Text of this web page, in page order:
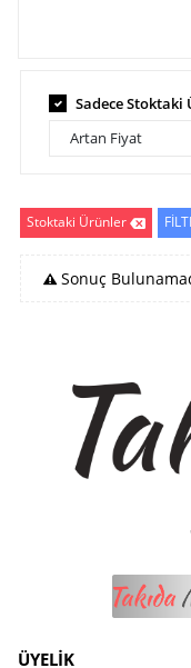
Sadece
Artan Fiyat
Stoktaki Ürünler
Sonuç
ÜYELİK